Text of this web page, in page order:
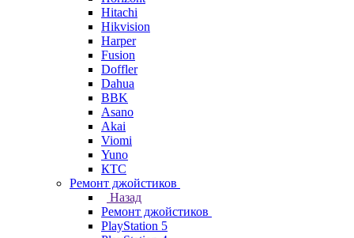
Hitachi
Hikvision
Harper
Fusion
Doffler
Dahua
BBK
Asano
Akai
Viomi
Yuno
КТС
Ремонт джойстиков
Назад
Ремонт джойстиков
PlayStation 5